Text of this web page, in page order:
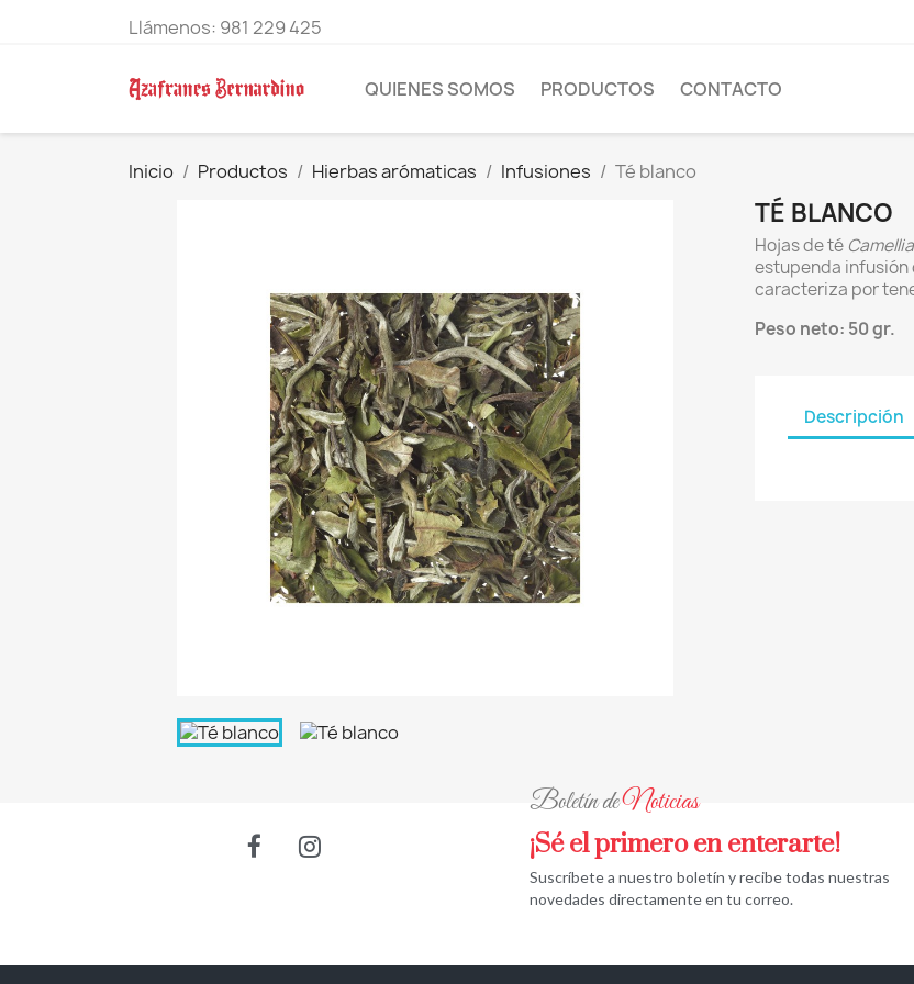
Llámenos: 981 229 425
QUIENES SOMOS PRODUCTOS CONTACTO
Inicio Productos Hierbas arómaticas Infusiones Té blanco
TÉ BLANCO
Hojas de té
estupenda
caracteriza por
Peso neto: 50 gr.
Descripción
Boletín deNoticias
¡Sé el primero en enterarte!
Suscríbete a nuestro boletín y recibe todas nuestras
novedades directamente en tu correo.